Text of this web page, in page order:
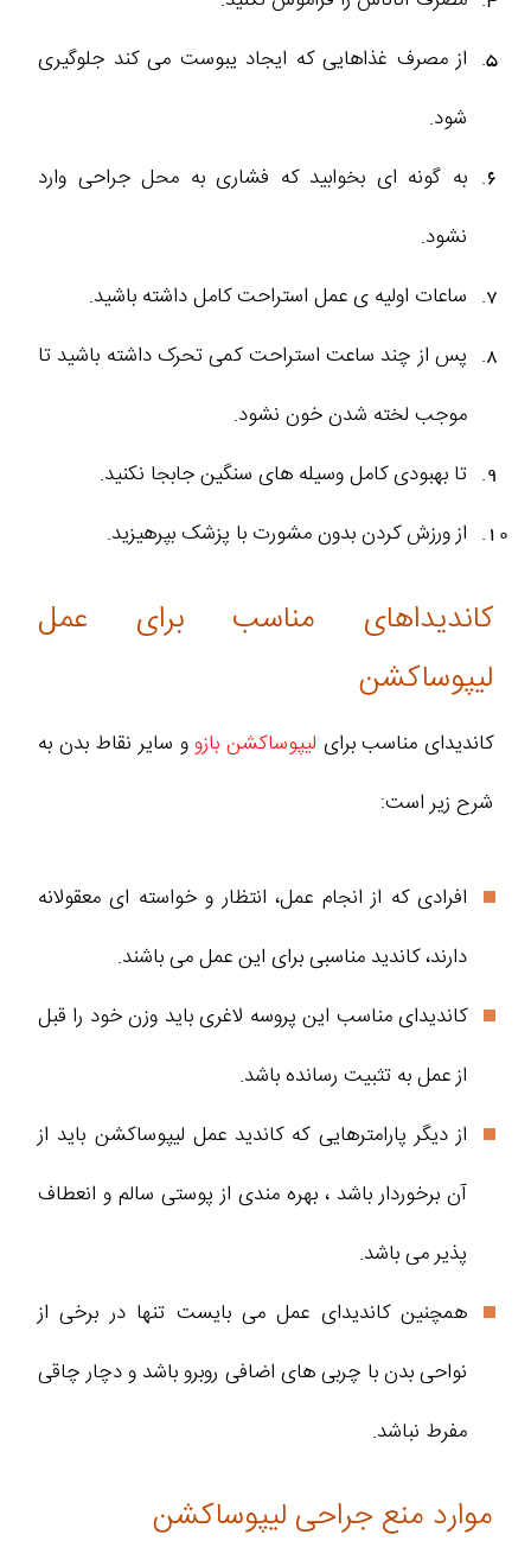
از مصرف غذاهایی که ایجاد یبوست می کند جلوگیری
شود.
به گونه ای بخوابید که فشاری به محل جراحی وارد
نشود.
ساعات اولیه ی عمل استراحت کامل داشته باشید.
پس از چند ساعت استراحت کمی تحرک داشته باشید تا
موجب لخته شدن خون نشود.
تا بهبودی کامل وسیله های سنگین جابجا نکنید.
از ورزش کردن بدون مشورت با پزشک بپرهیزید.
کاندیداهای مناسب برای عمل
لیپوساکشن
کاندیدای مناسب برای لیپوساکشن بازو و سایر نقاط بدن به
شرح زیر است:
افرادی که از انجام عمل، انتظار و خواسته ای معقولانه
دارند، کاندید مناسبی برای این عمل می باشند.
کاندیدای مناسب این پروسه لاغری باید وزن خود را قبل
از عمل به تثبیت رسانده باشد.
از دیگر پارامترهایی که کاندید عمل لیپوساکشن باید از
آن برخوردار باشد ، بهره مندی از پوستی سالم و انعطاف
پذیر می باشد.
همچنین کاندیدای عمل می بایست تنها در برخی از
نواحی بدن با چربی های اضافی روبرو باشد و دچار چاقی
مفرط نباشد.
موارد منع جراحی لیپوساکشن